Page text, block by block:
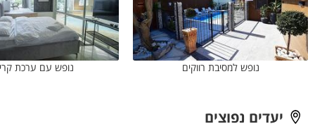
נופש למסיבת רווקים נופש עם ערכת
יעדים נפוצים